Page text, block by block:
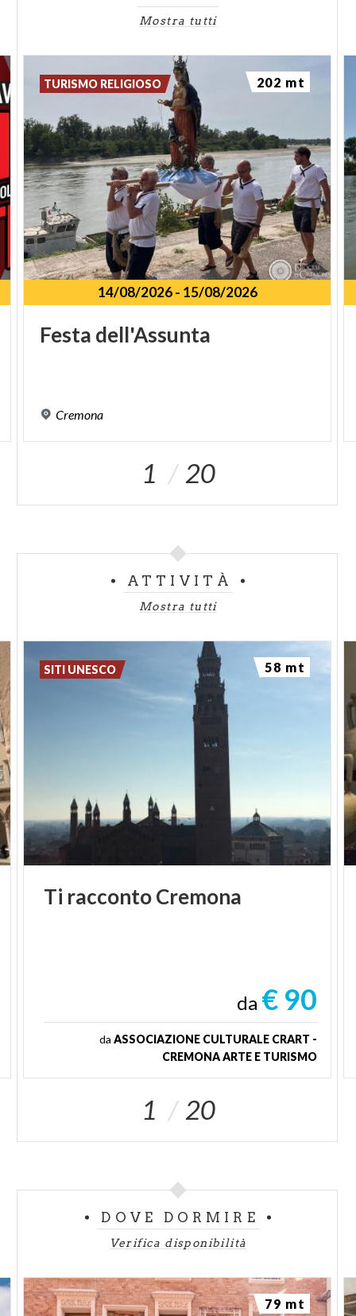
Mostra tutti
14/08/2026- 15/08/2026
Festa dell'Assunta
Cremona
TURISMO RELIGIOSO 202 mt
1 20
ATTIVITÀ
Mostra tutti
Ti raccontoCremona
da € 90
da ASSOCIAZIONE CULTURALE CRART -
CREMONA ARTE E TURISMO
SITI UNESCO 58 mt
1 20
DOVE DORMIRE
Verifica disponibilità
79 mt